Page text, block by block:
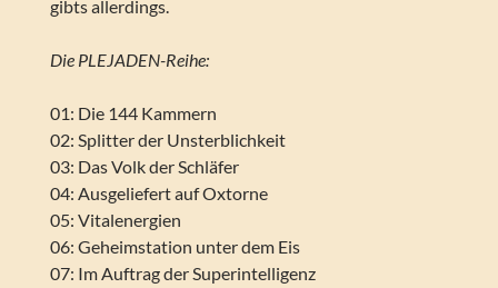
gibts allerdings.
Die PLEJADEN-Reihe:
01: Die 144 Kammern
02: Splitter der Unsterblichkeit
03: Das Volk der Schläfer
04: Ausgeliefert auf Oxtorne
05: Vitalenergien
06: Geheimstation unter dem Eis
07: Im Auftrag der Superintelligenz